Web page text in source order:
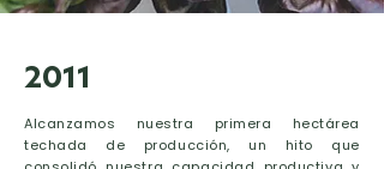
2011
Alcanzamos nuestra primera hectárea
techada de producción, un hito que